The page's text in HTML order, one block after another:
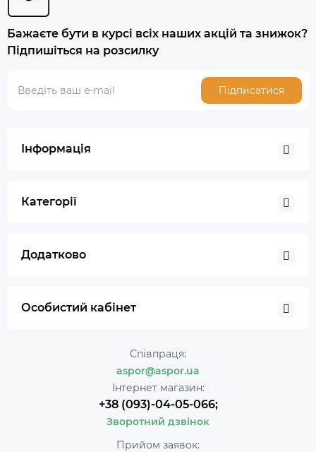
Бажаєте бути в курсі всіх наших акцій та знижок?
Підпишіться на розсилку
Підписатися
Інформація
Категорії
Додатково
Особистий кабінет
Співпраця:
aspor@aspor.ua
Інтернет магазин:
+38 (093)-04-05-066;
Зворотний дзвінок
Прийом заявок: